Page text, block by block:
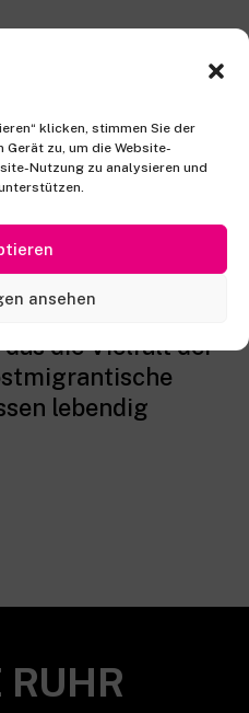
klicken, stimmen Sie der
Gerät zu, um die Website-
Nutzung zu analysieren und
ansehen
bei denen alle
improvisierte
Klänge aus
und Westasien
Oktober ein
die Vielfalt der
lebendig